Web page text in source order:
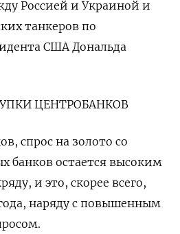
Россией и Украиной и
танкеров по
США Дональда
ЦЕНТРОБАНКОВ
спрос на золото со
банков остается высоким
и это, скорее всего,
наряду с ​повышенным